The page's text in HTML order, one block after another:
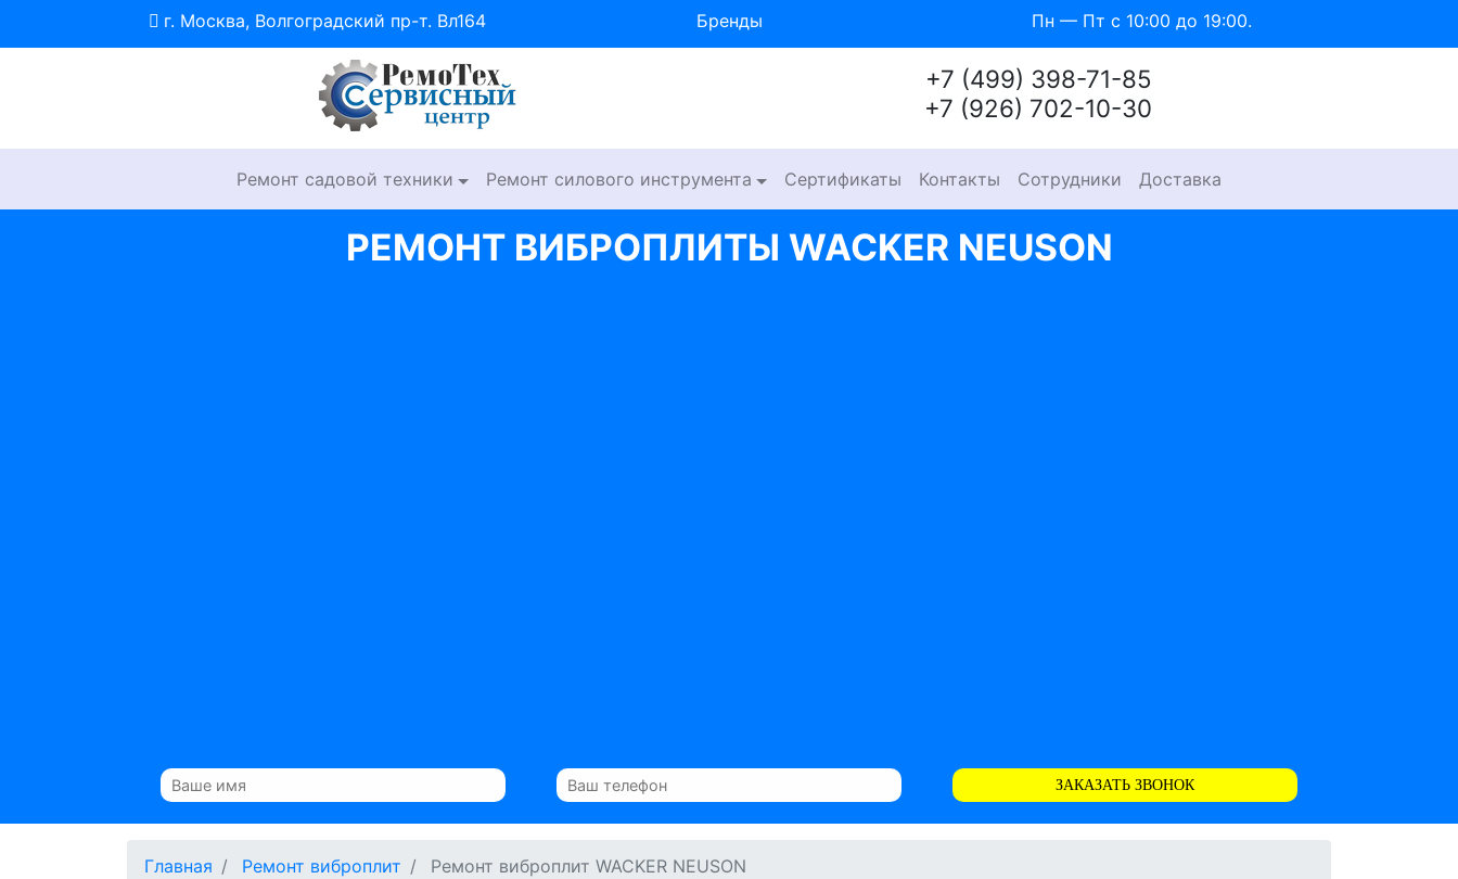
г. Москва, Волгоградский пр-т. Вл164 Бренды Пн — Пт с 10:00 до 19:00.
+7 (499) 398-71-85
+7 (926) 702-10-30
Ремонт садовой техники Ремонт силового инструмента Сертификаты Контакты Сотрудники Доставка
РЕМОНТ ВИБРОПЛИТЫ WACKER NEUSON
ЗАКАЗАТЬ ЗВОНОК
Главная Ремонт виброплит Ремонт виброплит WACKER NEUSON